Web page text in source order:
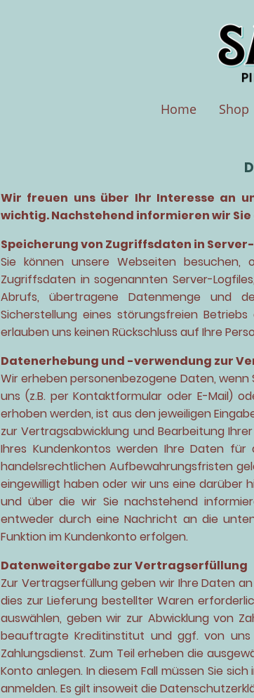
Home Shop
Wir freuen uns über Ihr Interesse an
wichtig. Nachstehend informieren wir
Speicherung von Zugriffsdaten in
Sie können unsere Webseiten
Zugriffsdaten in sogenannten Server-
Abrufs, übertragene Datenmenge und
Sicherstellung eines störungsfreien
erlauben uns keinen Rückschluss auf Ihre
Datenerhebung und -verwendung zur
Wir erheben personenbezogene Daten, wenn
uns (z.B. per Kontaktformular oder E-Mail)
erhoben werden, ist aus den jeweiligen
zur Vertragsabwicklung und Bearbeitung
Ihres Kundenkontos werden Ihre Daten
handelsrechtlichen Aufbewahrungsfristen
eingewilligt haben oder wir uns eine darüber
und über die wir Sie nachstehend
entweder durch eine Nachricht an die
Funktion im Kundenkonto erfolgen.
Datenweitergabe zur Vertragserfüllung
Zur Vertragserfüllung geben wir Ihre Daten
dies zur Lieferung bestellter Waren
auswählen, geben wir zur Abwicklung von
beauftragte Kreditinstitut und ggf. von
Zahlungsdienst. Zum Teil erheben die
Konto anlegen. In diesem Fall müssen Sie
anmelden. Es gilt insoweit die